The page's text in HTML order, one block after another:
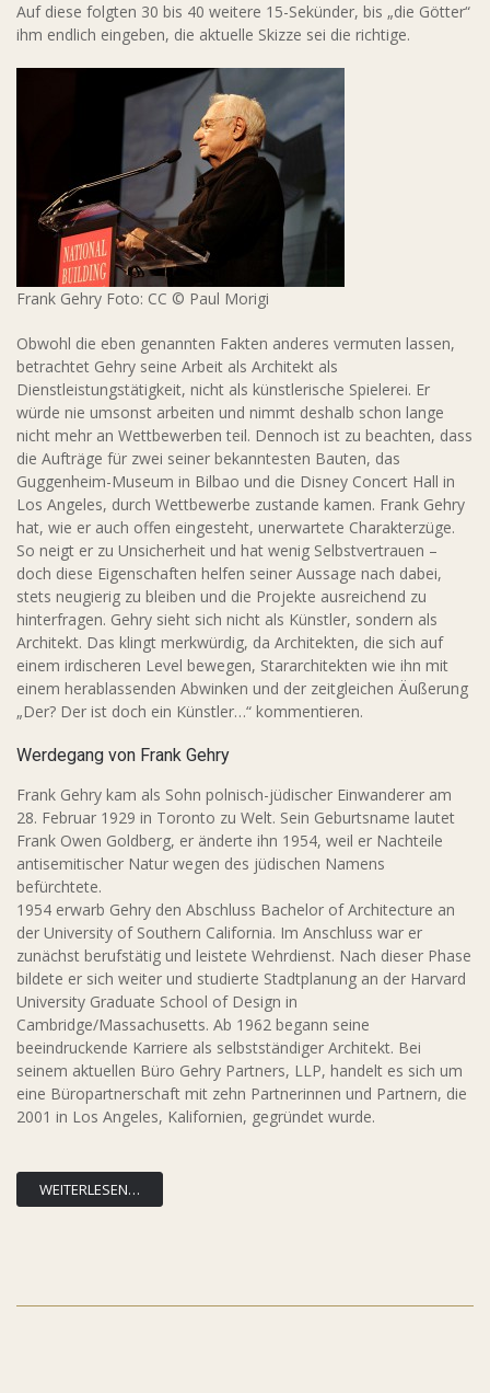
Auf diese folgten 30 bis 40 weitere 15-Sekünder, bis „die Götter“
ihm endlich eingeben, die aktuelle Skizze sei die richtige.
Frank Gehry Foto: CC © Paul Morigi
Obwohl die eben genannten Fakten anderes vermuten lassen,
betrachtet Gehry seine Arbeit als Architekt als
Dienstleistungstätigkeit, nicht als künstlerische Spielerei. Er
würde nie umsonst arbeiten und nimmt deshalb schon lange
nicht mehr an Wettbewerben teil. Dennoch ist zu beachten, dass
die Aufträge für zwei seiner bekanntesten Bauten, das
Guggenheim-Museum in Bilbao und die Disney Concert Hall in
Los Angeles, durch Wettbewerbe zustande kamen. Frank Gehry
hat, wie er auch offen eingesteht, unerwartete Charakterzüge.
So neigt er zu Unsicherheit und hat wenig Selbstvertrauen –
doch diese Eigenschaften helfen seiner Aussage nach dabei,
stets neugierig zu bleiben und die Projekte ausreichend zu
hinterfragen. Gehry sieht sich nicht als Künstler, sondern als
Architekt. Das klingt merkwürdig, da Architekten, die sich auf
einem irdischeren Level bewegen, Stararchitekten wie ihn mit
einem herablassenden Abwinken und der zeitgleichen Äußerung
„Der? Der ist doch ein Künstler…“ kommentieren.
Werdegang von Frank Gehry
Frank Gehry kam als Sohn polnisch-jüdischer Einwanderer am
28. Februar 1929 in Toronto zu Welt. Sein Geburtsname lautet
Frank Owen Goldberg, er änderte ihn 1954, weil er Nachteile
antisemitischer Natur wegen des jüdischen Namens
befürchtete.
1954 erwarb Gehry den Abschluss Bachelor of Architecture an
der University of Southern California. Im Anschluss war er
zunächst berufstätig und leistete Wehrdienst. Nach dieser Phase
bildete er sich weiter und studierte Stadtplanung an der Harvard
University Graduate School of Design in
Cambridge/Massachusetts. Ab 1962 begann seine
beeindruckende Karriere als selbstständiger Architekt. Bei
seinem aktuellen Büro Gehry Partners, LLP, handelt es sich um
eine Büropartnerschaft mit zehn Partnerinnen und Partnern, die
2001 in Los Angeles, Kalifornien, gegründet wurde.
WEITERLESEN…